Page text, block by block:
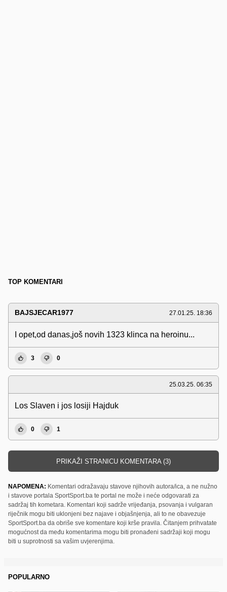
TOP KOMENTARI
BAJSJECAR1977 27.01.25. 18:36
I opet,od danas,još novih 1323 klinca na heroinu...
3 0
25.03.25. 06:35
Los Slaven i jos losiji Hajduk
0 1
PRIKAŽI STRANICU KOMENTARA (3)
NAPOMENA: Komentari odražavaju stavove njihovih autora/ica, a ne nužno
i stavove portala SportSport.ba te portal ne može i neće odgovarati za
sadržaj tih kometara. Komentari koji sadrže vrijeđanja, psovanja i vulgaran
riječnik mogu biti uklonjeni bez najave i objašnjenja, ali to ne obavezuje
SportSport.ba da obriše sve komentare koji krše pravila. Čitanjem prihvatate
mogućnost da među komentarima mogu biti pronađeni sadržaji koji mogu
biti u suprotnosti sa vašim uvjerenjima.
POPULARNO